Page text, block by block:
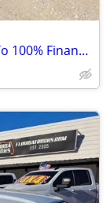
2018 Chevy Suburban 4X4 Premier Up To 100% Financing/Warranty